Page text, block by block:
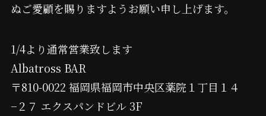
ぬご愛顧を賜りますようお願い申し上げます。
1/4より通常営業致します
Albatross BAR
〒810-0022 福岡県福岡市中央区薬院１丁目１４
−２７ エクスパンドビル 3F